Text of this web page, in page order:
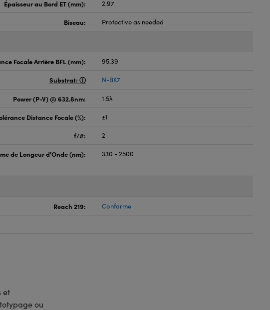
Épaisseur au Bord ET (mm): 2.97
Biseau: Protective as needed
Focale Arrière BFL (mm): 95.39
Substrat: N-BK7
Power (P-V) @ 632.8nm: 1.5λ
Distance Focale (%): ±1
f/#: 2
de Longeur d'Onde (nm): 330 - 2500
Reach 219: Conforme
et
ou